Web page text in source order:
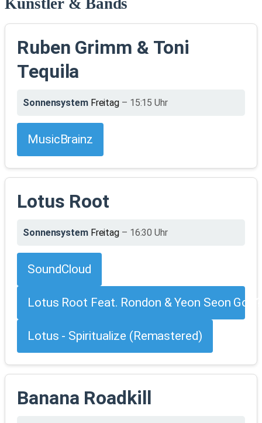
Ruben Grimm & Toni
Tequila
Sonnensystem Freitag – 15:15 Uhr
MusicBrainz
Lotus Root
Sonnensystem Freitag – 16:30 Uhr
SoundCloud
Lotus Root Feat. Rondon & Yeon Seon Go
Lotus - Spiritualize (Remastered)
Banana Roadkill